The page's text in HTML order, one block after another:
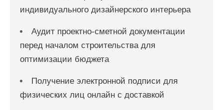
индивидуального дизайнерского интерьера
Аудит проектно-сметной документации
перед началом строительства для
оптимизации бюджета
Получение электронной подписи для
физических лиц онлайн с доставкой